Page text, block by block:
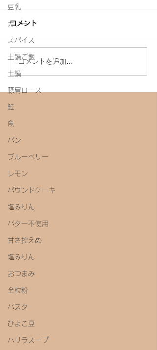
豆乳
カレー
スパイス
土鍋ご飯
土鍋
豚肩ロース
鮭
魚
パン
ブルーベリー
レモン
パウンドケーキ
塩みりん
バター不使用
甘さ控えめ
塩みりん
おつまみ
全粒粉
パスタ
ひよこ豆
ハリラスープ
今年初めての味噌教室
コメント
コメントを追加…